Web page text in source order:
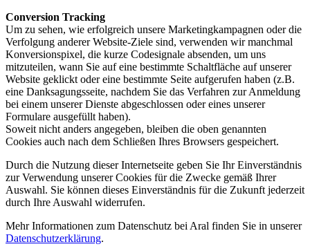
Conversion Tracking
Um zu sehen, wie erfolgreich unsere Marketingkampagnen oder die
Verfolgung anderer Website-Ziele sind, verwenden wir manchmal
Konversionspixel, die kurze Codesignale absenden, um uns
mitzuteilen, wann Sie auf eine bestimmte Schaltfläche auf unserer
Website geklickt oder eine bestimmte Seite aufgerufen haben (z.B.
eine Danksagungsseite, nachdem Sie das Verfahren zur Anmeldung
bei einem unserer Dienste abgeschlossen oder eines unserer
Formulare ausgefüllt haben).
Soweit nicht anders angegeben, bleiben die oben genannten
Cookies auch nach dem Schließen Ihres Browsers gespeichert.
Durch die Nutzung dieser Internetseite geben Sie Ihr Einverständnis
zur Verwendung unserer Cookies für die Zwecke gemäß Ihrer
Auswahl. Sie können dieses Einverständnis für die Zukunft jederzeit
durch Ihre Auswahl widerrufen.
Mehr Informationen zum Datenschutz bei Aral finden Sie in unserer
Datenschutzerklärung.